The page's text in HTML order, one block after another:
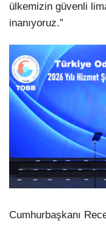
ülkemizin güvenli
inanıyoruz.”
Cumhurbaşkanı